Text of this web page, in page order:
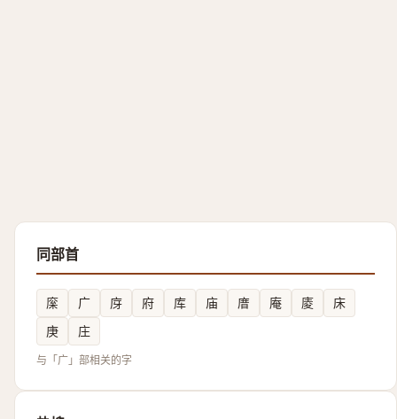
同部首
庺 广 庌 府 库 庙 庴 庵 庱
床
庚
庄
与「广」部相关的字